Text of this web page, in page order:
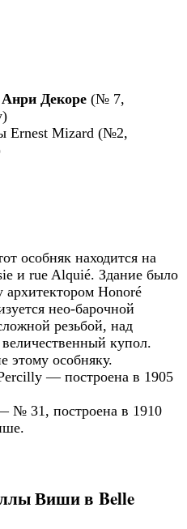
Декоре (№ 7,
Ernest Mizard (№2,
особняк находится на
и rue Alquié. Здание было
архитектором Honoré
нео-барочной
резьбой, над
купол.
этому особняку.
— построена в 1905
№ 31, построена в 1910
Виши в Belle